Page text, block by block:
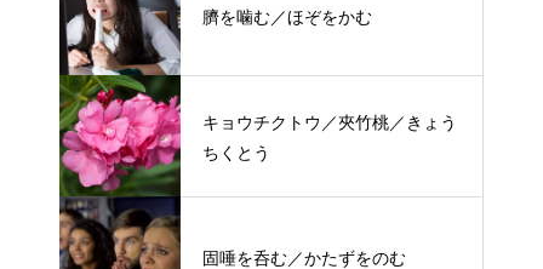
臍を噛む／ほぞをかむ
キョウチクトウ／夾竹桃／きょう
ちくとう
固唾を呑む／かたずをのむ